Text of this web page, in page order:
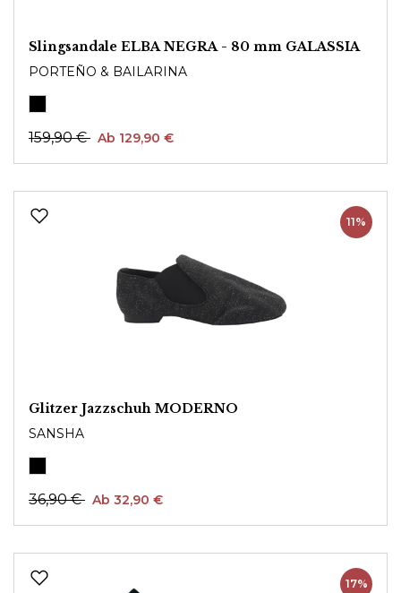
Slingsandale ELBA NEGRA - 80 mm GALASSIA
PORTEÑO & BAILARINA
159,90 € Ab 129,90 €
11%
Glitzer Jazzschuh MODERNO
SANSHA
36,90 € Ab 32,90 €
17%